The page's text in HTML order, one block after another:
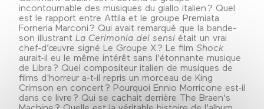
incontournable des musiques du giallo italien ? Quel
est le rapport entre Attila et le groupe Premiata
Forneria Marconi ? Qui avait remarqué que la bande-
son illustrant La Cerimonia dei sensi était un vrai
chef-d’œuvre signé Le Groupe X ? Le film Shock
aurait-il eu le même intérêt sans l'étonnante musique
de Libra ? Quel compositeur italien de musiques de
films d'horreur a-t-il repris un morceau de King
Crimson en concert ? Pourquoi Ennio Morricone est-il
dans ce livre ? Qui se cachait derrière The Braen's
Machine ? Quelle est la véritable histoire de l'album